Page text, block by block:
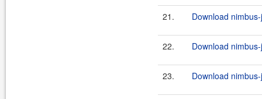
21. Download
22. Download
23. Download